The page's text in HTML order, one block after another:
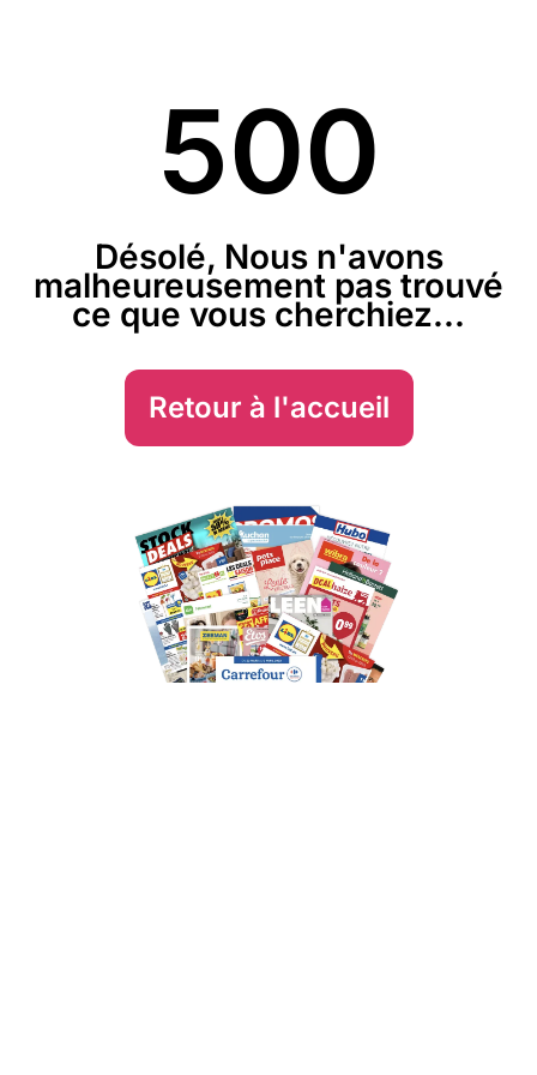
500
Désolé, Nous n'avons
malheureusement pas trouvé
ce que vous cherchiez...
Retour à l'accueil